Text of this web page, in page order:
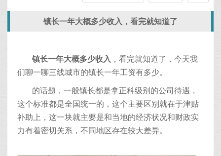
镇长一年大概多少收入，看完就知道了
镇长一年大概多少收入 ，看完就知道了，今天我
们聊一聊三线城市的镇长一年工资有多少。
的话题，一般镇长都是拿正科级别的公司待遇，
这个标准都是全国统一的，这个主要区别就在于津贴
补助上，这一块就主要是和当地的经济状况和财政实
力有着密切关系，不同地区存在较大差异。